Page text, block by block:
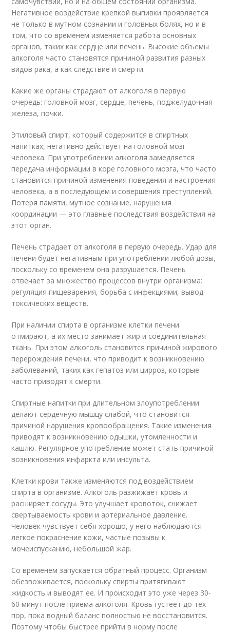
Негативное воздействие крепкой выпивки проявляется
не только в мутном сознании и головных болях, но и в
том, что со временем изменяется работа основных
органов, таких как сердце или печень. Высокие объемы
алкоголя часто становятся причиной развития разных
видов рака, а как следствие и смерти.
Какие же органы страдают от алкоголя в первую
очередь: головной мозг, сердце, печень, поджелудочная
железа, почки.
Этиловый спирт, который содержится в спиртных
напитках, негативно действует на головной мозг
человека. При употреблении алкоголя замедляется
передача информации в коре головного мозга, что часто
становится причиной изменения поведения и настроения
человека, а в последующем и совершения преступлений.
Потеря памяти, мутное сознание, нарушения
координации — это главные последствия воздействия на
этот орган.
Печень страдает от алкоголя в первую очередь. Удар для
печени будет негативным при употреблении любой дозы,
поскольку со временем она разрушается. Печень
отвечает за множество процессов внутри организма:
регуляция пищеварения, борьба с инфекциями, вывод
токсических веществ.
При наличии спирта в организме клетки печени
отмирают, а их место занимает жир и соединительная
ткань. При этом алкоголь становится причиной жирового
перерождения печени, что приводит к возникновению
заболеваний, таких как гепатоз или цирроз, которые
часто приводят к смерти.
Спиртные напитки при длительном злоупотреблении
делают сердечную мышцу слабой, что становится
причиной нарушения кровообращения. Такие изменения
приводят к возникновению одышки, утомленности и
кашлю. Регулярное употребление может стать причиной
возникновения инфаркта или инсульта.
Клетки крови также изменяются под воздействием
спирта в организме. Алкоголь разжижает кровь и
расширяет сосуды. Это улучшает кровоток, снижает
свертываемость крови и артериальное давление.
Человек чувствует себя хорошо, у него наблюдаются
легкое покраснение кожи, частые позывы к
мочеиспусканию, небольшой жар.
Со временем запускается обратный процесс. Организм
обезвоживается, поскольку спирты притягивают
жидкость и выводят ее. И происходит это уже через 30-
60 минут после приема алкоголя. Кровь густеет до тех
пор, пока водный баланс полностью не восстановится.
Поэтому чтобы быстрее прийти в норму после